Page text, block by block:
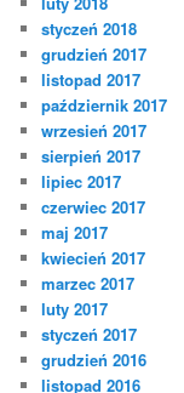
styczeń 2018
grudzień 2017
listopad 2017
październik 2017
wrzesień 2017
sierpień 2017
lipiec 2017
czerwiec 2017
maj 2017
kwiecień 2017
marzec 2017
luty 2017
styczeń 2017
grudzień 2016
listopad 2016